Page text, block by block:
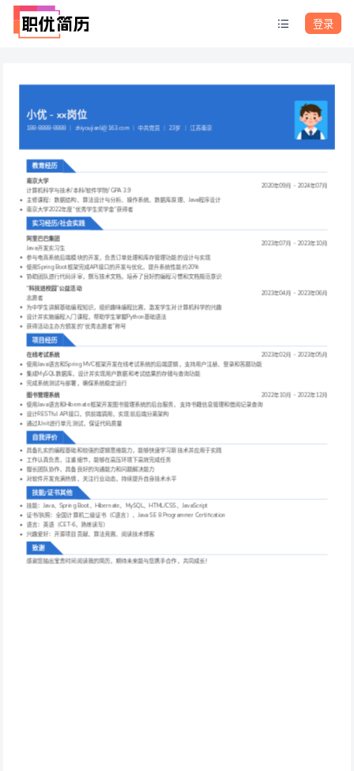
登录
小优 - xx岗位
188-8888-8888 ｜ zhiyoujianli@163.com ｜ 中共党员 ｜ 23岁 ｜ 江苏南京
教育经历
南京大学
计算机科学与技术/本科/软件学院/ GPA 3.9
2020年09月 - 2024年07月
主修课程：数据结构、算法设计与分析、操作系统、数据库原理、Java程序设计
南京大学2022年度“优秀学生奖学金”获得者
实习经历/社会实践
阿里巴巴集团
Java开发实习生
2023年07月 - 2023年10月
参与电商系统后端模块的开发，负责订单处理和库存管理功能的设计与实现
使用Spring Boot框架完成API接口的开发与优化，提升系统性能约20%
协助团队进行代码评审，撰写技术文档，培养了良好的编程习惯和文档规范意识
“科技进校园”公益活动
志愿者
2023年04月 - 2023年06月
为中学生讲解基础编程知识，组织趣味编程比赛，激发学生对计算机科学的兴趣
设计并实施编程入门课程，帮助学生掌握Python基础语法
获得活动主办方颁发的“优秀志愿者”称号
项目经历
在线考试系统 2023年02月 - 2023年05月
使用Java语言和Spring MVC框架开发在线考试系统的后端逻辑，支持用户注册、登录和答题功能
集成MySQL数据库，设计并实现用户数据和考试结果的存储与查询功能
完成系统测试与部署，确保系统稳定运行
图书管理系统
2022年10月 - 2022年12月
使用Java语言和Hibernate框架开发图书管理系统的后台服务，支持书籍信息管理和借阅记录查询
设计RESTful API接口，供前端调用，实现前后端分离架构
通过JUnit进行单元测试，保证代码质量
自我评价
具备扎实的编程基础和较强的逻辑思维能力，能够快速学习新技术并应用于实践
工作认真负责，注重细节，能够在高压环境下高效完成任务
擅长团队协作，具备良好的沟通能力和问题解决能力
对软件开发充满热情，关注行业动态，持续提升自身技术水平
技能/证书其他
技能：Java、Spring Boot、Hibernate、MySQL、HTML/CSS、JavaScript
证书/执照：全国计算机二级证书（C语言）、Java SE 8 Programmer Certification
语言：英语（CET-6，熟练读写）
兴趣爱好：开源项目贡献、算法竞赛、阅读技术博客
致谢
感谢您抽出宝贵时间阅读我的简历，期待未来能与您携手合作，共同成长！